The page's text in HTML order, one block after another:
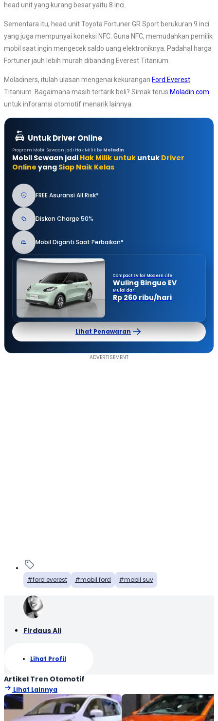
head unit yang kurang besar yaitu 8 inci.
Sementara itu, head unit Toyota Fortuner GR Sport berukuran 9 inci
yang juga mempunyai koneksi NFC. Guna NFC, memudahkan pemilik
mobil saat ingin mengecek saldo uang elektroniknya. Padahal harga
Fortuner jauh lebih murah dibanding Everest Titanium.
Moladiners, itulah ulasan mengenai kekurangan Ford Everest
Titanium. Bagaimana masih tertarik beli? Simak terus Moladin.com
untuk inforamsi otomotif menarik lainnya.
Untuk Driver Online
Program Mobil Sewaan jadi Hak Milik by Moladin
Mobil Sewaan jadi Hak Milik untuk untuk Driver
Online yang Siap Naik Kelas
FREE Asuransi All Risk*
Diskon Charge 50%
Mobil Diganti Saat Perbaikan*
Compact EV for Modern Life
Wuling Binguo EV
Mulai dari
Rp 260 ribu/hari
Lihat Penawaran
ford everest mobil ford mobil suv
Firdaus Ali
Lihat Profil
Artikel Tren Otomotif
Lihat Lainnya